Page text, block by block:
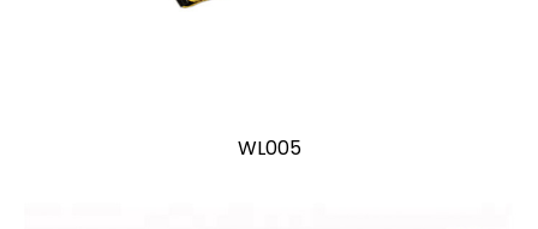
WL005